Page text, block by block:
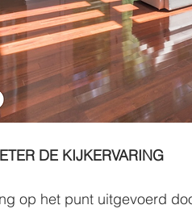
DE KIJKERVARING
op het punt uitgevoerd